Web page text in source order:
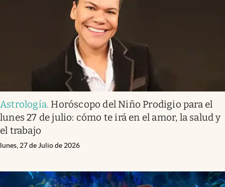
Astrología. Horóscopo del Niño Prodigio para el
lunes 27 de julio: cómo te irá en el amor, la salud y
el trabajo
lunes, 27 de Julio de 2026